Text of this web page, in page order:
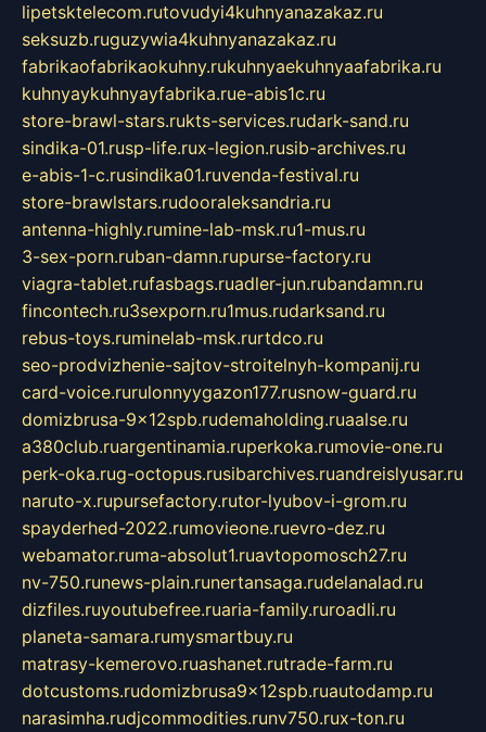
lipetsktelecom.rutovudyi4kuhnyanazakaz.ru
seksuzb.ruguzywia4kuhnyanazakaz.ru
fabrikaofabrikaokuhny.rukuhnyaekuhnyaafabrika.ru
kuhnyaykuhnyayfabrika.rue-abis1c.ru
store-brawl-stars.rukts-services.rudark-sand.ru
sindika-01.rusp-life.rux-legion.rusib-archives.ru
e-abis-1-c.rusindika01.ruvenda-festival.ru
store-brawlstars.rudooraleksandria.ru
antenna-highly.rumine-lab-msk.ru1-mus.ru
3-sex-porn.ruban-damn.rupurse-factory.ru
viagra-tablet.rufasbags.ruadler-jun.rubandamn.ru
fincontech.ru3sexporn.ru1mus.rudarksand.ru
rebus-toys.ruminelab-msk.rurtdco.ru
seo-prodvizhenie-sajtov-stroitelnyh-kompanij.ru
card-voice.rurulonnyygazon177.rusnow-guard.ru
domizbrusa-9x12spb.rudemaholding.ruaalse.ru
a380club.ruargentinamia.ruperkoka.rumovie-one.ru
perk-oka.rug-octopus.rusibarchives.ruandreislyusar.ru
naruto-x.rupursefactory.rutor-lyubov-i-grom.ru
spayderhed-2022.rumovieone.ruevro-dez.ru
webamator.ruma-absolut1.ruavtopomosch27.ru
nv-750.runews-plain.runertansaga.rudelanalad.ru
dizfiles.ruyoutubefree.ruaria-family.ruroadli.ru
planeta-samara.rumysmartbuy.ru
matrasy-kemerovo.ruashanet.rutrade-farm.ru
dotcustoms.rudomizbrusa9x12spb.ruautodamp.ru
narasimha.rudjcommodities.runv750.rux-ton.ru